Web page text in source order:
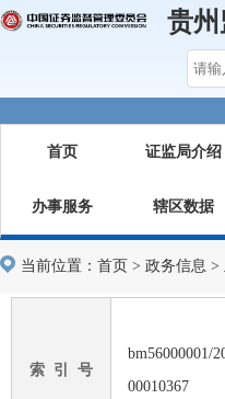
贵
首页 证监局介绍
办事服务 辖区数据
当前位置： 首页 > 政务信息 >
索 引 号
bm56000001/
00010367